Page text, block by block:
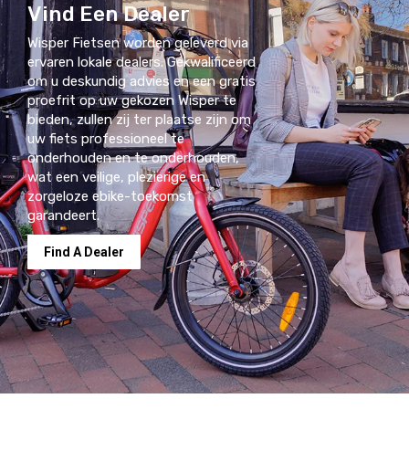
Vind Een Dealer
Wisper Fietsen worden geleverd via
ervaren lokale dealers. Gekwalificeerd
om u deskundig advies en een gratis
proefrit op uw gekozen Wisper te
bieden, zullen zij ter plaatse zijn om
uw fiets professioneel te
onderhouden en te onderhouden,
wat een veilige, plezierige en
zorgeloze ebike-toekomst
garandeert.
Find A Dealer